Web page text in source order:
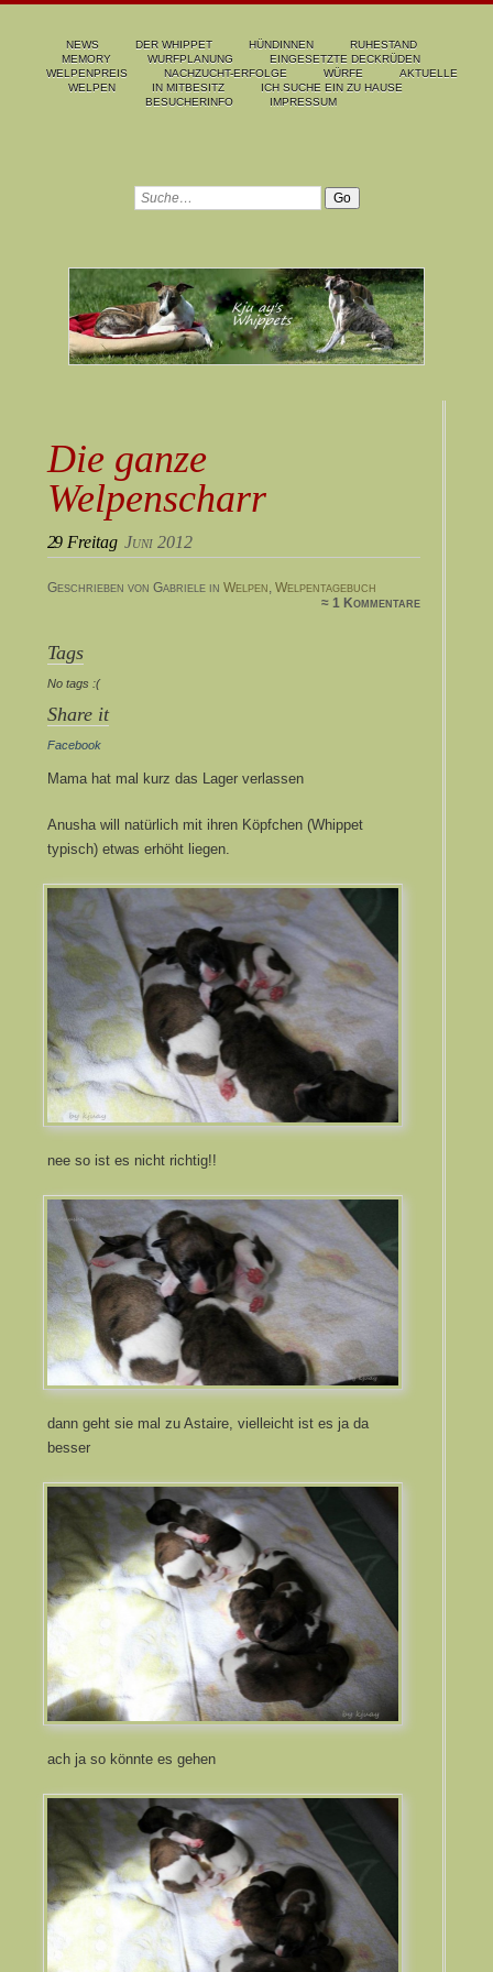
NEWS DER WHIPPET HÜNDINNEN
RUHESTAND
MEMORY
WURFPLANUNG
EINGESETZTE DECKRÜDEN
WELPENPREIS
NACHZUCHT-ERFOLGE WÜRFE
AKTUELLE
WELPEN
IN MITBESITZ
ICH SUCHE EIN ZU HAUSE
BESUCHERINFO
IMPRESSUM
Die ganze
Welpenscharr
29 Freitag Juni 2012
Geschrieben von Gabriele in Welpen, Welpentagebuch
≈ 1 Kommentare
Tags
No tags :(
Share it
Facebook
Mama hat mal kurz das Lager verlassen
Anusha will natürlich mit ihren Köpfchen (Whippet
typisch) etwas erhöht liegen.
nee so ist es nicht richtig!!
dann geht sie mal zu Astaire, vielleicht ist es ja da
besser
ach ja so könnte es gehen